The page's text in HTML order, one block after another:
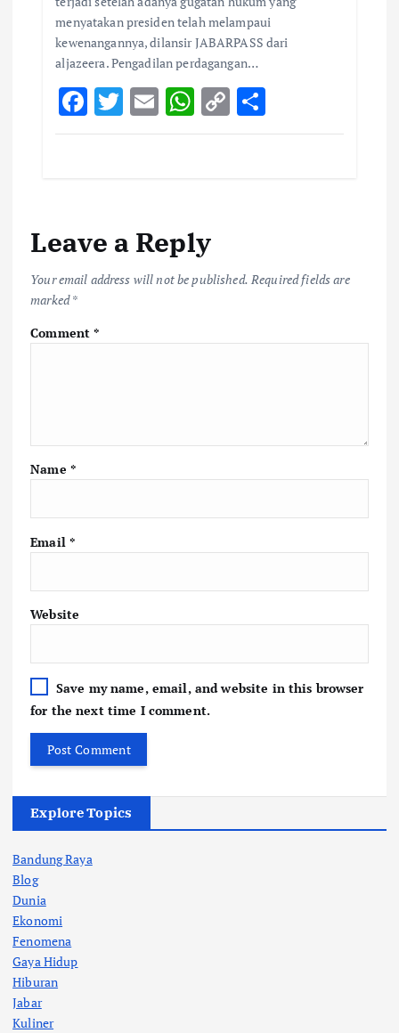
menyatakan presiden telah melampaui
kewenangannya, dilansir JABARPASS dari
aljazeera. Pengadilan perdagangan…
F
ac
o
k
T
w
E
m
W
h
p
p
C
o
k
h
Leave a Reply
Your email address will not be published. Required fields are
marked*
Comment*
Name *
Email *
Website
Save my name, email, and website in this browser
for the next time I comment.
Explore Topics
Bandung Raya
Blog
Dunia
Ekonomi
Fenomena
Gaya Hidup
Hiburan
Jabar
Kuliner